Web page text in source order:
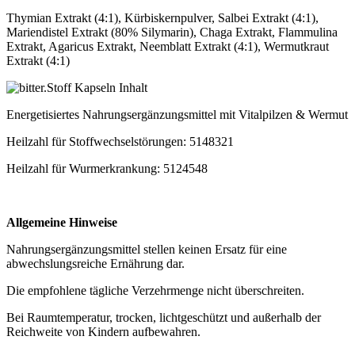
Thymian Extrakt (4:1), Kürbiskernpulver, Salbei Extrakt (4:1),
Mariendistel Extrakt (80% Silymarin), Chaga Extrakt, Flammulina
Extrakt, Agaricus Extrakt, Neemblatt Extrakt (4:1), Wermutkraut
Extrakt (4:1)
Energetisiertes Nahrungsergänzungsmittel mit Vitalpilzen & Wermut
Heilzahl für Stoffwechselstörungen: 5148321
Heilzahl für Wurmerkrankung: 5124548
Allgemeine Hinweise
Nahrungsergänzungsmittel stellen keinen Ersatz für eine
abwechslungsreiche Ernährung dar.
Die empfohlene tägliche Verzehrmenge nicht überschreiten.
Bei Raumtemperatur, trocken, lichtgeschützt und außerhalb der
Reichweite von Kindern aufbewahren.